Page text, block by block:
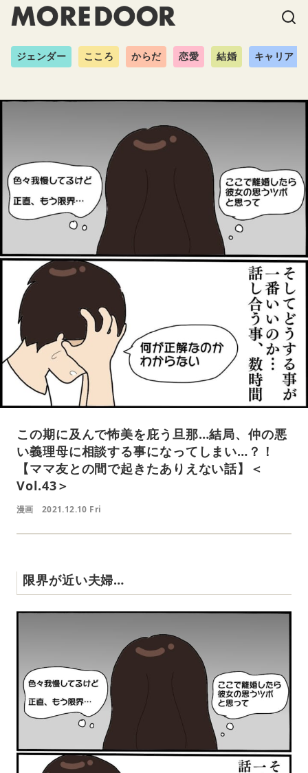
ジェンダー こころ からだ 恋愛 結婚 キャリア
この期に及んで怖美を庇う旦那…結局、仲の悪
い義理母に相談する事になってしまい…？！
【ママ友との間で起きたありえない話】＜
Vol.43＞
漫画 2021.12.10 Fri
限界が近い夫婦…